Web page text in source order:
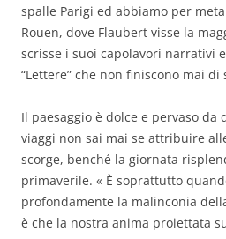
spalle Parigi ed abbiamo per
Rouen, dove Flaubert visse la
scrisse i suoi capolavori narrativi
“Lettere” che non finiscono mai
Il paesaggio è dolce e pervaso
viaggi non sai mai se attribuire
scorge, benché la giornata
primaverile. « È soprattutto
profondamente la malinconia
è che la nostra anima proiettata